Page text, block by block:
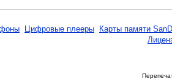
Цифровые плееры Карты памяти